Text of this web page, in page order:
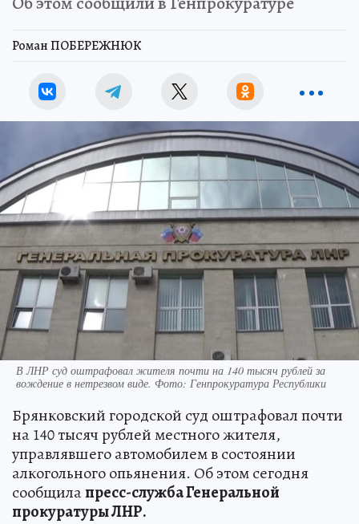
Роман ПОБЕРЕЖНЮК
В ЛНР суд оштрафовал жителя почти на 140 тысяч рублей за
вождение в нетрезвом виде. Фото: Генпрокуратура Республики
Брянковский городской суд оштрафовал почти
на 140 тысяч рублей местного жителя,
управлявшего автомобилем в состоянии
алкогольного опьянения. Об этом сегодня
сообщилапресс-служба Генеральной
прокуратуры ЛНР.